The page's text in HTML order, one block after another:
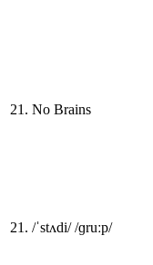
21. No Brains
21. /ˈstʌdi/ /ɡruːp/